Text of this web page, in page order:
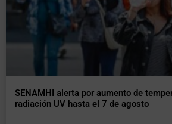
SENAMHI alerta por aumento de
radiación UV hasta el 7 de agosto